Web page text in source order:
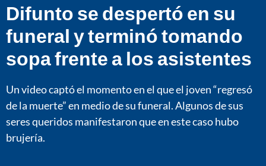
Difunto se despertó en su
funeral y terminó tomando
sopa frente a los asistentes
Un video captó el momento en el que el joven “regresó
de la muerte” en medio de su funeral. Algunos de sus
seres queridos manifestaron que en este caso hubo
brujería.